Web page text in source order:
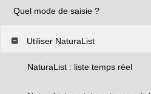
Quel mode de saisie ?
Utiliser NaturaList
NaturaList : liste temps réel